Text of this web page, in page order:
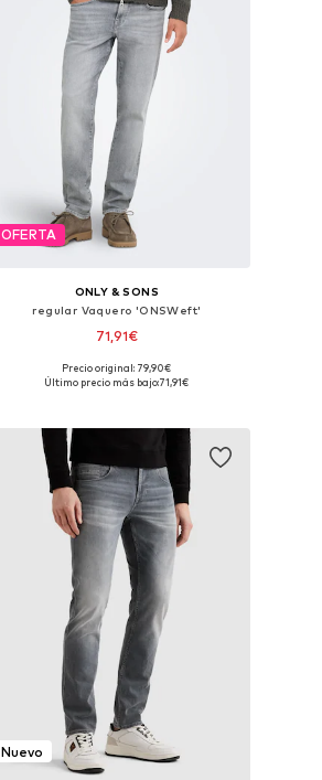
OFERTA
ONLY & SONS
regular Vaquero 'ONSWeft'
71,91€
Disponible en muchas tallas
Precio original: 79,90€
Último precio más bajo:71,91€
Nuevo